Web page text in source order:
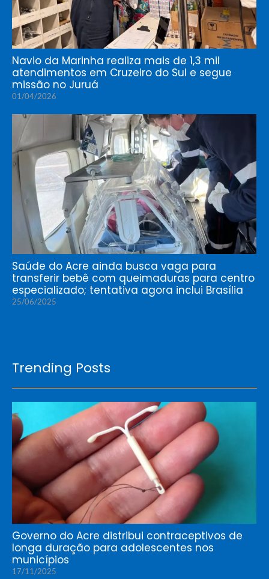
Navio da Marinha realiza mais de 1,3 mil
atendimentos em Cruzeiro do Sul e segue
missão no Juruá
01/04/2026
Saúde do Acre ainda busca vaga para
transferir bebê com queimaduras para centro
especializado; tentativa agora inclui Brasília
25/06/2025
Trending Posts
Governo do Acre distribui contraceptivos de
longa duração para adolescentes nos
municípios
17/11/2025